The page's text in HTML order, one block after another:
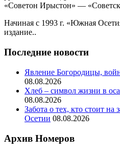
«Советон Ирыстон» —
Начиная с 1993 г. «Южная
издание..
Последние новости
Явление Богородицы,
08.08.2026
Хлеб – символ жизни в
08.08.2026
Забота о тех, кто стоит
Осетии 08.08.2026
Архив Номеров